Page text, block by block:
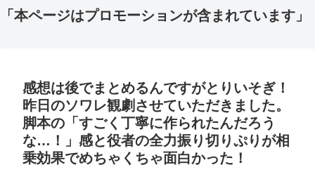
「本ページはプロモーションが含まれています」
感想は後でまとめるんですがとりいそぎ！
昨日のソワレ観劇させていただきました。
脚本の「すごく丁寧に作られたんだろう
な…！」感と役者の全力振り切りぷりが相
乗効果でめちゃくちゃ面白かった！